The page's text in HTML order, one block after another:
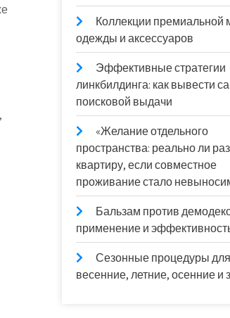
Коллекции премиальной
одежды и аксессуаров
Эффективные стратегии
линкбилдинга: как вывести
поисковой выдачи
«Желание отдельного
пространства: реально ли
квартиру, если совместное
проживание стало
Бальзам против
применение и
Сезонные процедуры для
весенние, летние, осенние и